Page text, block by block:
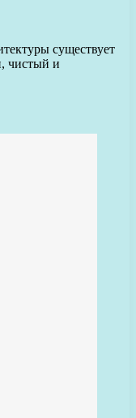
существует
чистый и